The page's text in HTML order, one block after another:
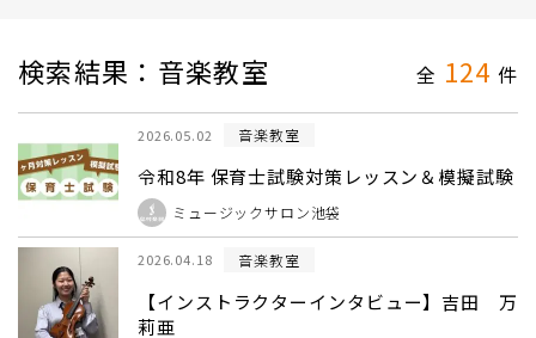
検索結果：音楽教室 全 124 件
2026.05.02 音楽教室
令和8年 保育士試験対策レッスン＆模擬試験
ミュージックサロン池袋
2026.04.18 音楽教室
【インストラクターインタビュー】吉田 万
莉亜